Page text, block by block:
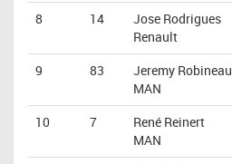
8 14
Jose Rodrigues
Renault
9 83
Jeremy Robineau
MAN
10 7
René Reinert
MAN